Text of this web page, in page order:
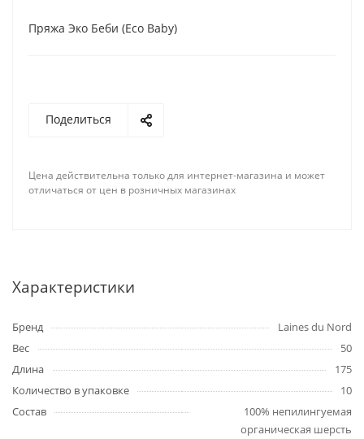
Пряжа Эко Беби (Eco Baby)
Поделиться
Цена действительна только для интернет-магазина и может
отличаться от цен в розничных магазинах
Характеристики
Бренд
Laines du Nord
Вес
50
Длина
175
Количество в упаковке
10
Состав
100% непилингуемая
органическая шерсть